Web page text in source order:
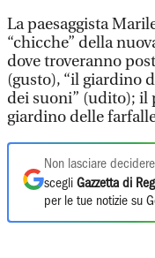
La paesaggista
“chicche” della
dove troveranno
(gusto), “il giardino
dei suoni” (udito); il
giardino delle
Non lasciare
scegli Gazzetta di
per le tue notizie su